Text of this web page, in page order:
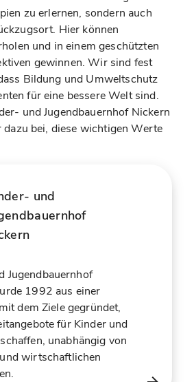
zu erlernen, sondern auch
Hier können
und in einem geschützten
gewinnen. Wir sind fest
Bildung und Umweltschutz
für eine bessere Welt sind.
und Jugendbauernhof Nickern
bei, diese wichtigen Werte
und
Jugendbauernhof
1992 aus einer
dem Ziele gegründet,
für Kinder und
unabhängig von
wirtschaftlichen